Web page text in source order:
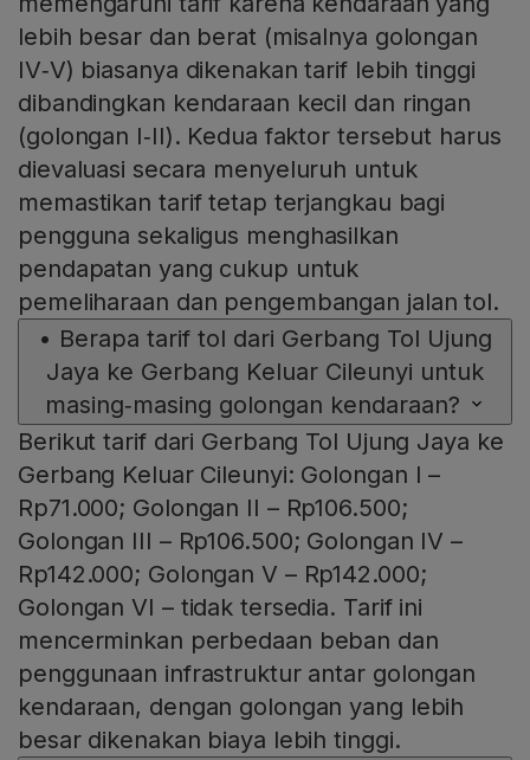
lebih besar dan berat (misalnya golongan
IV‑V) biasanya dikenakan tarif lebih tinggi
dibandingkan kendaraan kecil dan ringan
(golongan I‑II). Kedua faktor tersebut harus
dievaluasi secara menyeluruh untuk
memastikan tarif tetap terjangkau bagi
pengguna sekaligus menghasilkan
pendapatan yang cukup untuk
pemeliharaan dan pengembangan jalan tol.
• Berapa tarif tol dari Gerbang Tol Ujung
Jaya ke Gerbang Keluar Cileunyi untuk
masing‑masing golongan kendaraan?
Berikut tarif dari Gerbang Tol Ujung Jaya ke
Gerbang Keluar Cileunyi: Golongan I –
Rp71.000; Golongan II – Rp106.500;
Golongan III – Rp106.500; Golongan IV –
Rp142.000; Golongan V – Rp142.000;
Golongan VI – tidak tersedia. Tarif ini
mencerminkan perbedaan beban dan
penggunaan infrastruktur antar golongan
kendaraan, dengan golongan yang lebih
besar dikenakan biaya lebih tinggi.